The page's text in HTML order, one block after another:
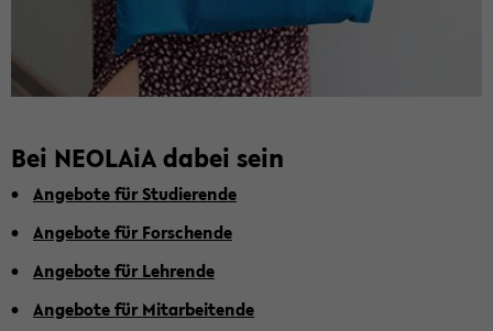
Bei NEO­LA­iA dabei sein
An­ge­bo­te für Stu­die­ren­de
An­ge­bo­te für For­schen­de
An­ge­bo­te für Leh­ren­de
An­ge­bo­te für Mit­ar­bei­ten­de